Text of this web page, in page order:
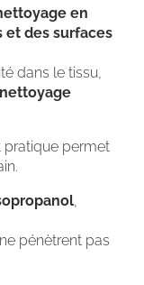
en
et des surfaces
dans le tissu,
pratique permet
,
pénètrent pas